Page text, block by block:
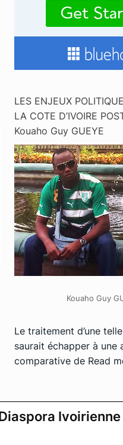
LES ENJEUX
LA COTE D’IVOIRE
Kouaho Guy GUEYE
Kouaho Guy
Le traitement d’une
saurait échapper à une
comparative de Read